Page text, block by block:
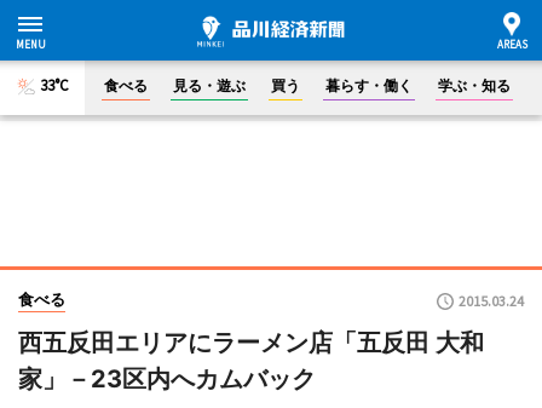
33°C 食べる 見る・遊ぶ 買う 暮らす・働く 学ぶ・知る
食べる 2015.03.24
西五反田エリアにラーメン店「五反田 大和
家」－23区内へカムバック